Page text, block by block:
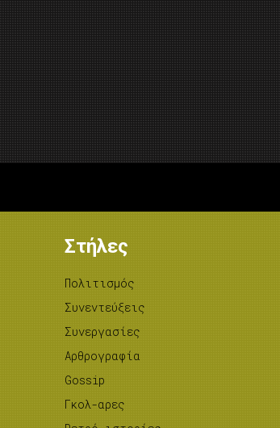
Στήλες
Πολιτισμός
Συνεντεύξεις
Συνεργασίες
Αρθρογραφία
Gossip
Γκολ-αρες